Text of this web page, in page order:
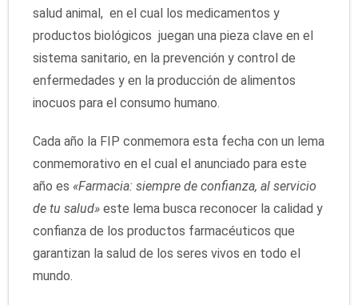
salud animal, en el cual los medicamentos y
productos biológicos juegan una pieza clave en el
sistema sanitario, en la prevención y control de
enfermedades y en la producción de alimentos
inocuos para el consumo humano.
Cada año la FIP conmemora esta fecha con un lema
conmemorativo en el cual el anunciado para este
año es «Farmacia: siempre de confianza, al servicio
de tu salud» este lema busca reconocer la calidad y
confianza de los productos farmacéuticos que
garantizan la salud de los seres vivos en todo el
mundo.